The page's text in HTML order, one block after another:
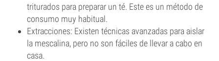
triturados para preparar un té. Este es un método de
consumo muy habitual.
Extracciones: Existen técnicas avanzadas para aislar
la mescalina, pero no son fáciles de llevar a cabo en
casa.